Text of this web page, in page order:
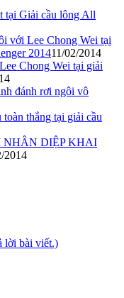
tại Giải cầu lông All
với Lee Chong Wei tại
201411/02/2014
Chong Wei tại giải
đánh rơi ngôi vô
thắng tại giải cầu
NHÂN DIỆP KHAI
2014
lời bài viết.)